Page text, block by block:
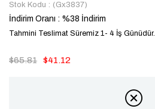
Stok Kodu (Gx3837)
İndirim Oranı : %38 İndirim
Tahmini Teslimat Süremiz 1- 4 İş Günüdür.
$65.81 $41.12